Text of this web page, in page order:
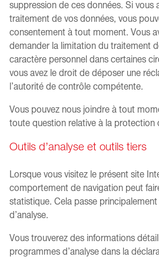
suppression de ces données. Si vous
traitement de vos données, vous
consentement à tout moment. Vous
demander la limitation du traitement
caractère personnel dans certaines
vous avez le droit de déposer une
l’autorité de contrôle compétente.
Vous pouvez nous joindre à tout
toute question relative à la protection
Outils d’analyse et outils tiers
Lorsque vous visitez le présent site
comportement de navigation peut
statistique. Cela passe
d’analyse.
Vous trouverez des informations
programmes d’analyse dans la